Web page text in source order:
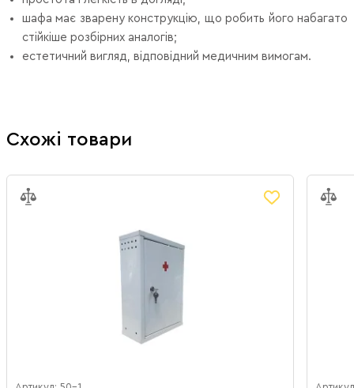
шафа має зварену конструкцію, що робить його набагато
стійкіше розбірних аналогів;
естетичний вигляд, відповідний медичним вимогам.
Схожі товари